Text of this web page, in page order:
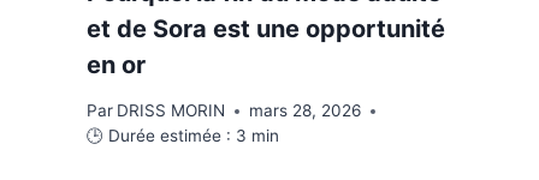
et de Sora est une opportunité
en or
Par DRISS MORIN
mars 28, 2026
🕒 Durée estimée : 3 min